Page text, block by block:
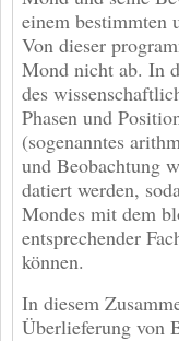
einem bestimmten
Von dieser
Mond nicht ab. In
des
Phasen und
(sogenanntes
und Beobachtung
datiert werden,
Mondes mit dem
entsprechender
können.
In diesem
Überlieferung von